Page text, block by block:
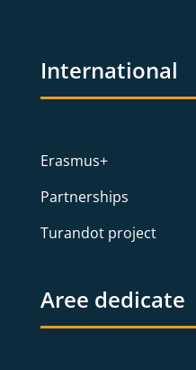
International
Erasmus+
Partnerships
Turandot project
Aree dedicate